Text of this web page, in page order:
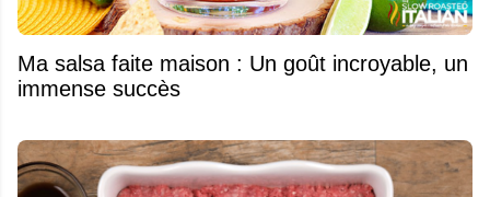
Ma salsa faite maison : Un goût incroyable, un
immense succès